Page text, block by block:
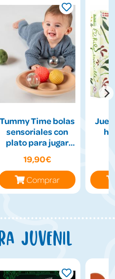
Tummy Time bolas
sensoriales con
plato para jugar
19,90€
Comprar
juvenil